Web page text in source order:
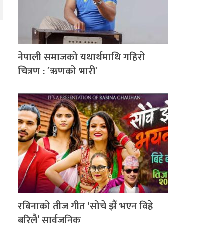
नेपाली समाजको यथार्थमाथि गहिरो
चित्रण : ´ऋणको भारी`
रबिनाको तीज गीत ‘सोचे झैं भएन विहे
बरिलै’ सार्वजनिक